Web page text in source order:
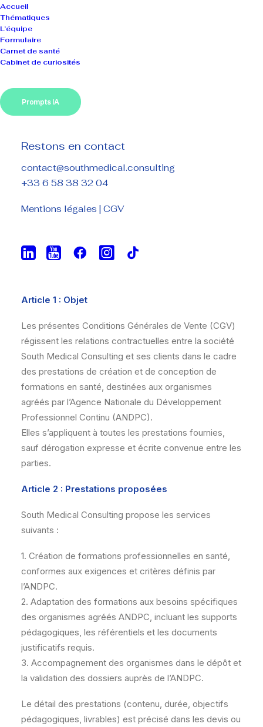
Accueil
Thématiques
L’équipe
Formulaire
Carnet de santé
Cabinet de curiosités
Prompts IA
Restons en contact
contact@southmedical.consulting
+33 6 58 38 32 04
Mentions légales | CGV
Conditions
générales
SIRET : 511 694 697
Toulouse, 13010 MARSEILLE
Téléphone :
+33 6 58 38 32 04
Article 1 : Objet
Les présentes Conditions Générales de Vente (CGV)
régissent les relations contractuelles entre la société
South Medical Consulting et ses clients dans le cadre
des prestations de création et de conception de
formations en santé, destinées aux organismes
agréés par l’Agence Nationale du Développement
Professionnel Continu (ANDPC).
Elles s’appliquent à toutes les prestations fournies,
sauf dérogation expresse et écrite convenue entre les
parties.
Article 2 : Prestations proposées
South Medical Consulting propose les services
suivants :
1. Création de formations professionnelles en santé,
conformes aux exigences et critères définis par
l’ANDPC.
2. Adaptation des formations aux besoins spécifiques
des organismes agréés ANDPC, incluant les supports
pédagogiques, les référentiels et les documents
justificatifs requis.
3. Accompagnement des organismes dans le dépôt et
la validation des dossiers auprès de l’ANDPC.
Le détail des prestations (contenu, durée, objectifs
pédagogiques, livrables) est précisé dans les devis ou